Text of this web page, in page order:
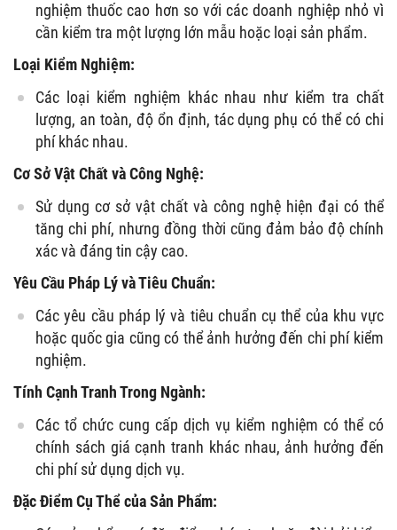
nghiệm thuốc cao hơn so với các doanh nghiệp nhỏ vì
cần kiểm tra một lượng lớn mẫu hoặc loại sản phẩm.
Loại Kiểm Nghiệm:
Các loại kiểm nghiệm khác nhau như kiểm tra chất
lượng, an toàn, độ ổn định, tác dụng phụ có thể có chi
phí khác nhau.
Cơ Sở Vật Chất và Công Nghệ:
Sử dụng cơ sở vật chất và công nghệ hiện đại có thể
tăng chi phí, nhưng đồng thời cũng đảm bảo độ chính
xác và đáng tin cậy cao.
Yêu Cầu Pháp Lý và Tiêu Chuẩn:
Các yêu cầu pháp lý và tiêu chuẩn cụ thể của khu vực
hoặc quốc gia cũng có thể ảnh hưởng đến chi phí kiểm
nghiệm.
Tính Cạnh Tranh Trong Ngành:
Các tổ chức cung cấp dịch vụ kiểm nghiệm có thể có
chính sách giá cạnh tranh khác nhau, ảnh hưởng đến
chi phí sử dụng dịch vụ.
Đặc Điểm Cụ Thể của Sản Phẩm: